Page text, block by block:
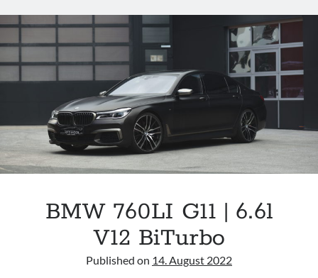
SUMMERWASH
BMW 760LI G11 | 6.6l
V12 BiTurbo
Published on 14. August 2022